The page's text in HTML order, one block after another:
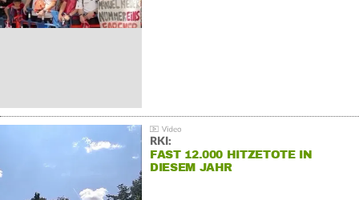
RKI:
FAST 12.000 HITZETOTE IN
DIESEM JAHR